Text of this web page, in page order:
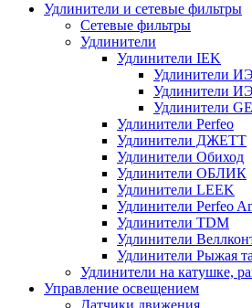
Удлинители и сетевые фильтры
Сетевые фильтры
Удлинители
Удлинители IEK
Удлинители
Удлинители
Удлинители
Удлинители Perfeo
Удлинители ДЖЕТТ
Удлинители Обиход
Удлинители ОБЛИК
Удлинители LEEK
Удлинители Perfeo
Удлинители TDM
Удлинители
Удлинители Рыжая
Удлинители на катушке,
Управление освещением
Датчики движения